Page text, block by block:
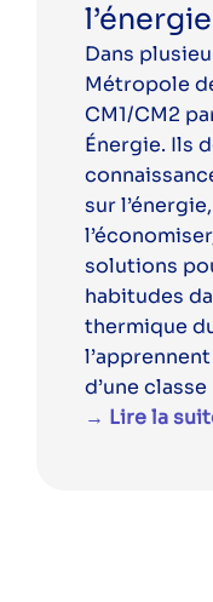
Dans
Métropole
CM1/CM2
Énergie. Ils
sur
solutions
habitudes
thermique
d’une
→ Lire la